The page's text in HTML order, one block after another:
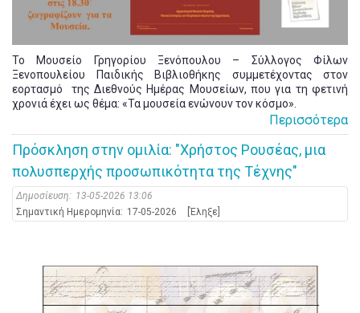
Το Μουσείο Γρηγορίου Ξενόπουλου – Σύλλογος Φίλων
Ξενοπουλείου Παιδικής Βιβλιοθήκης συμμετέχοντας στον
εορτασμό της Διεθνούς Ημέρας Μουσείων, που για τη φετινή
χρονιά έχει ως θέμα: «Τα μουσεία ενώνουν τον κόσμο».
Περισσότερα
Πρόσκληση στην ομιλία: "Χρήστος Ρουσέας, μια
πολυσπερχής προσωπικότητα της Τέχνης"
Δημοσίευση: 13-05-2026 13:06
Σημαντική Ημερομηνία: 17-05-2026 [Έληξε]